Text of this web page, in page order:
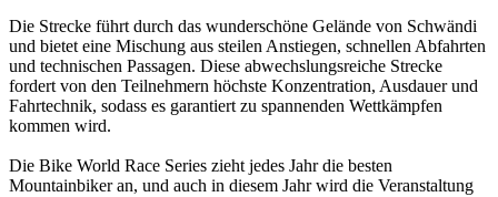
Die Strecke führt durch das wunderschöne Gelände von Schwändi
und bietet eine Mischung aus steilen Anstiegen, schnellen Abfahrten
und technischen Passagen. Diese abwechslungsreiche Strecke
fordert von den Teilnehmern höchste Konzentration, Ausdauer und
Fahrtechnik, sodass es garantiert zu spannenden Wettkämpfen
kommen wird.
Die Bike World Race Series zieht jedes Jahr die besten
Mountainbiker an, und auch in diesem Jahr wird die Veranstaltung